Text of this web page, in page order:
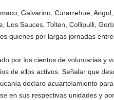
Galvarino, Curarrehue,
Los Sauces, Tolten, Collipulli,
quienes por largas jornadas
por los cientos de voluntarias y
de ellos activos. Señalar que
declaro acuartelamiento
en sus respectivas unidades y